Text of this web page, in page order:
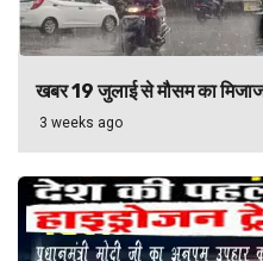
खबर 19 जुलाई से मौसम का मिजाज
3 weeks ago